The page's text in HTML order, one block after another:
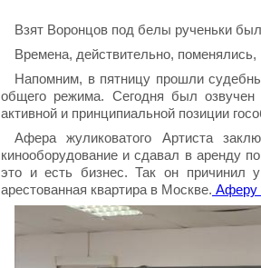
Взят Воронцов под белы рученьки
Времена, действительно,
Напомним, в пятницу прошли
общего режима. Сегодня был озвучен
активной и принципиальной позиции
Афера жуликоватого Артиста
кинооборудование и сдавал в аренду
это и есть бизнес. Так он
арестованная квартира в Москве. Аферу